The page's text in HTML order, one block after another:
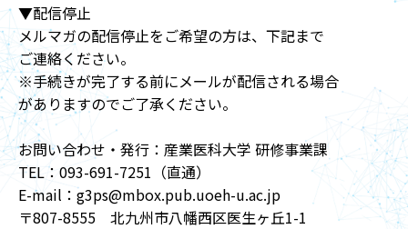
▼配信停止
メルマガの配信停止をご希望の方は、下記まで
ご連絡ください。
※手続きが完了する前にメールが配信される場合
がありますのでご了承ください。
お問い合わせ・発行：産業医科大学 研修事業課
TEL：093-691-7251（直通）
E-mail： g3ps@mbox.pub.uoeh-u.ac.jp
〒807-8555 北九州市八幡西区医生ヶ丘1-1